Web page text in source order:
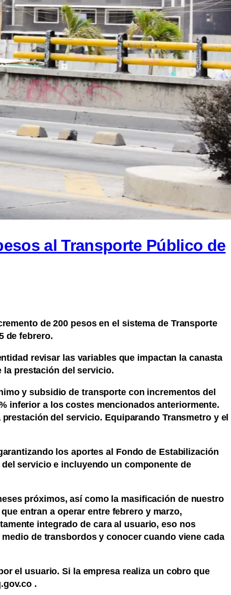
al Transporte Público de
de 200 pesos en el sistema de Transporte
de febrero.
revisar las variables que impactan la canasta
la prestación del servicio.
y subsidio de transporte con incrementos del
inferior a los costes mencionados anteriormente.
del servicio. Equiparando Transmetro y el
los aportes al Fondo de Estabilización
servicio e incluyendo un componente de
próximos, así como la masificación de nuestro
entran a operar entre febrero y marzo,
integrado de cara al usuario, eso nos
de transbordos y conocer cuando viene cada
el usuario. Si la empresa realiza un cobro que
.